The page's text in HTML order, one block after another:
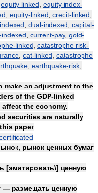
equity linked equity index-
equity-linked credit-linked
dual-indexed capital-
indexed current-pay, gold-
linked catastrophe risk-
cat-linked catastrophe
earthquake-risk
make an adjustment to the
of the GDP-linked
the economy.
securities are naturally
paper
certificated
рынок ценных бумаг
[эмитировать\] ценную
— размещать ценную